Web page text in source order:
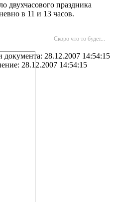
двухчасового праздника
в 11 и 13 часов.
Скоро что то будет...
документа: 28.12.2007 14:54:15
28.12.2007 14:54:15